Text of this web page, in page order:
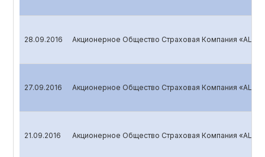
28.09.2016 Акционерное Общество Страховая Компания
27.09.2016 Акционерное Общество Страховая Компания
21.09.2016 Акционерное Общество Страховая Компания